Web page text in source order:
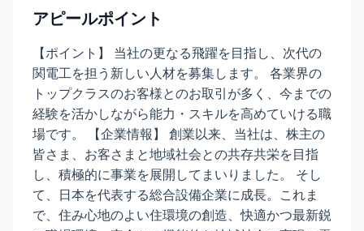
アピールポイント
【ポイント】 当社の更なる飛躍を目指し、次代の
関電工を担う新しい人材を募集します。 各業界の
トップクラスのお客様とのお取引が多く、今までの
経験を活かしながら能力・スキルを高めていける職
場です。 【企業情報】 創業以来、当社は、株主の
皆さま、お客さまと地域社会との共存共栄を目指
し、積極的に事業を展開してまいりました。 そし
て、日本を代表する総合設備企業に成長。これま
で、住み心地のよい住環境の創造、快適かつ最新鋭